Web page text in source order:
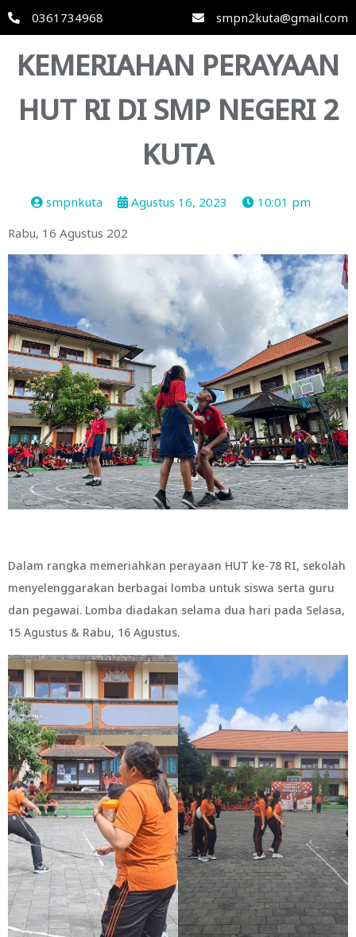
0361734968 smpn2kuta@gmail.com
KEMERIAHAN PERAYAAN
HUT RI DI SMP NEGERI 2
KUTA
smpnkuta Agustus 16, 2023
10:01 pm
Rabu, 16 Agustus 202
Dalam rangka memeriahkan perayaan HUT ke-78 RI, sekolah
menyelenggarakan berbagai lomba untuk siswa serta guru
dan pegawai. Lomba diadakan selama dua hari pada Selasa,
15 Agustus & Rabu, 16 Agustus.